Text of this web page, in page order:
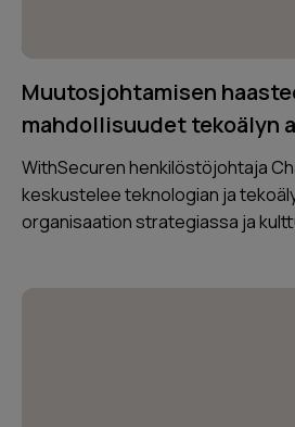
Muutosjohtamisen
mahdollisuudet tekoälyn
WithSecuren henkilöstöjohtaja
keskustelee teknologian ja
organisaation strategiassa ja